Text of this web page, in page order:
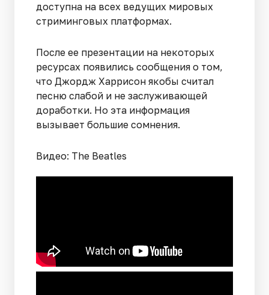
доступна на всех ведущих мировых
стриминговых платформах.
После ее презентации на некоторых
ресурсах появились сообщения о том,
что Джордж Харрисон якобы считал
песню слабой и не заслуживающей
доработки. Но эта информация
вызывает большие сомнения.
Видео: The Beatles